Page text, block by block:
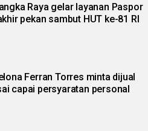
Raya gelar layanan Paspor
pekan sambut HUT ke-81 RI
Ferran Torres minta dijual
capai persyaratan personal